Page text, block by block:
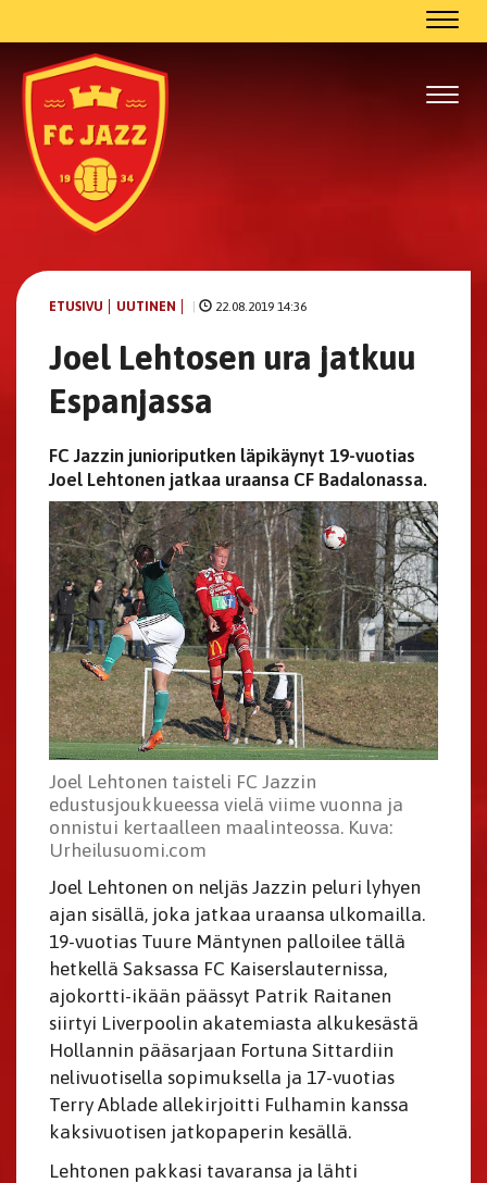
ETUSIVU UUTINEN 22.08.2019 14:36
Joel Lehtosen ura jatkuu
Espanjassa
FC Jazzin junioriputken läpikäynyt 19-vuotias
Joel Lehtonen jatkaa uraansa CF Badalonassa.
Joel Lehtonen taisteli FC Jazzin
edustusjoukkueessa vielä viime vuonna ja
onnistui kertaalleen maalinteossa. Kuva:
Urheilusuomi.com
Joel Lehtonen on neljäs Jazzin peluri lyhyen
ajan sisällä, joka jatkaa uraansa ulkomailla.
19-vuotias Tuure Mäntynen palloilee tällä
hetkellä Saksassa FC Kaiserslauternissa,
ajokortti-ikään päässyt Patrik Raitanen
siirtyi Liverpoolin akatemiasta alkukesästä
Hollannin pääsarjaan Fortuna Sittardiin
nelivuotisella sopimuksella ja 17-vuotias
Terry Ablade allekirjoitti Fulhamin kanssa
kaksivuotisen jatkopaperin kesällä.
Lehtonen pakkasi tavaransa ja lähti